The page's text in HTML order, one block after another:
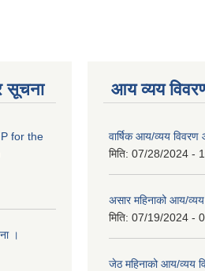
सूचना
for the
।
आय व्यय
वार्षिक आय/व्यय
मिति: 07/28/2024 -
असार महिनाको आय/
मिति: 07/19/2024 -
जेठ महिनाको आय/व्यय